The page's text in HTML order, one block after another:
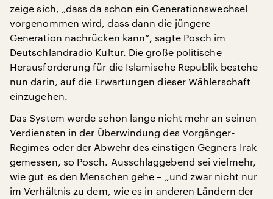
zeige sich, „dass da schon ein Generationswechsel
vorgenommen wird, dass dann die jüngere
Generation nachrücken kann“, sagte Posch im
Deutschlandradio Kultur. Die große politische
Herausforderung für die Islamische Republik bestehe
nun darin, auf die Erwartungen dieser Wählerschaft
einzugehen.
Das System werde schon lange nicht mehr an seinen
Verdiensten in der Überwindung des Vorgänger-
Regimes oder der Abwehr des einstigen Gegners Irak
gemessen, so Posch. Ausschlaggebend sei vielmehr,
wie gut es den Menschen gehe – „und zwar nicht nur
im Verhältnis zu dem, wie es in anderen Ländern der